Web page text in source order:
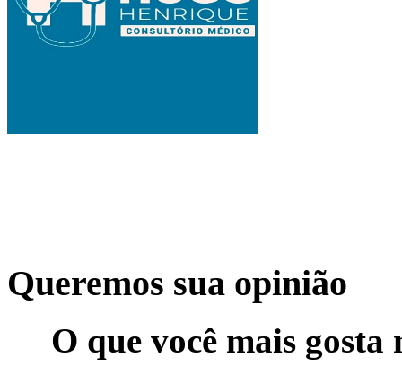
Queremos sua opinião
O que você mais